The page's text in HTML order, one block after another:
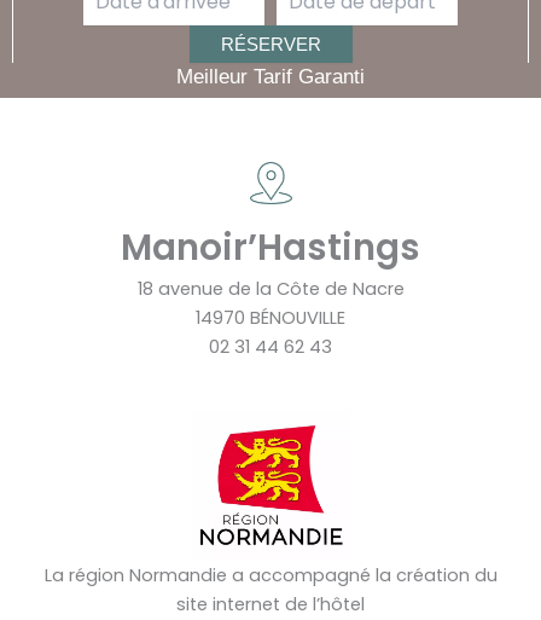
Meilleur Tarif Garanti
Manoir’Hastings
18 avenue de la Côte de Nacre
14970 BÉNOUVILLE
02 31 44 62 43
La région Normandie a accompagné la création du
site internet de l’hôtel